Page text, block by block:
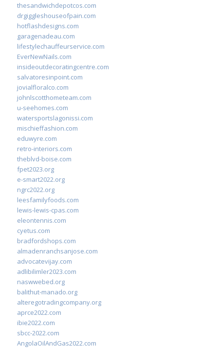
thesandwichdepotcos.com
drgiggleshouseofpain.com
hotflashdesigns.com
garagenadeau.com
lifestylechauffeurservice.com
EverNewNails.com
insideoutdecoratingcentre.com
salvatoresinpoint.com
jovialfloralco.com
johnlscotthometeam.com
u-seehomes.com
watersportslagonissi.com
mischieffashion.com
eduwyre.com
retro-interiors.com
theblvd-boise.com
fpet2023.org
e-smart2022.org
ngrc2022.org
leesfamilyfoods.com
lewis-lewis-cpas.com
eleontennis.com
cyetus.com
bradfordshops.com
almadenranchsanjose.com
advocatevijay.com
adlibilimler2023.com
naswwebed.org
balithut-manado.org
alteregotradingcompany.org
aprce2022.com
ibie2022.com
sbcc-2022.com
AngolaOilAndGas2022.com